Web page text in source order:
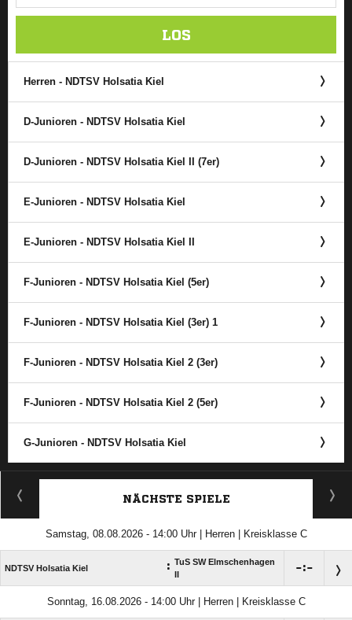
LOS
Herren - NDTSV Holsatia Kiel
D-Junioren - NDTSV Holsatia Kiel
D-Junioren - NDTSV Holsatia Kiel II (7er)
E-Junioren - NDTSV Holsatia Kiel
E-Junioren - NDTSV Holsatia Kiel II
F-Junioren - NDTSV Holsatia Kiel (5er)
F-Junioren - NDTSV Holsatia Kiel (3er) 1
F-Junioren - NDTSV Holsatia Kiel 2 (3er)
F-Junioren - NDTSV Holsatia Kiel 2 (5er)
G-Junioren - NDTSV Holsatia Kiel
ANZEIGE
NÄCHSTE SPIELE
Samstag, 08.08.2026 - 14:00 Uhr | Herren | Kreisklasse C
NDTSV Holsatia Kiel : TuS SW Elmschenhagen
II
:
Sonntag, 16.08.2026 - 14:00 Uhr | Herren | Kreisklasse C